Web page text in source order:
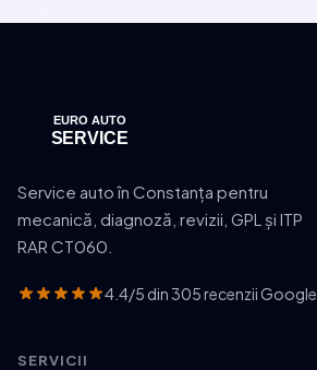
Service auto în Constanța pentru
mecanică, diagnoză, revizii, GPL și ITP
RAR CT060.
4.4/5 din 305 recenzii Google
SERVICII